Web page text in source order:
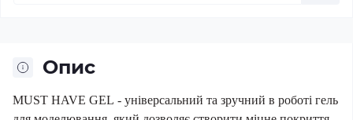
Опис
MUST HAVE GEL - універсальний та зручний в роботі гель